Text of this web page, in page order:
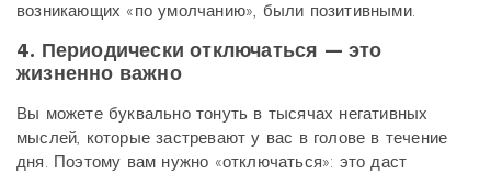
возникающих «по умолчанию», были позитивными.
4. Периодически отключаться — это
жизненно важно
Вы можете буквально тонуть в тысячах негативных
мыслей, которые застревают у вас в голове в течение
дня. Поэтому вам нужно «отключаться»: это даст